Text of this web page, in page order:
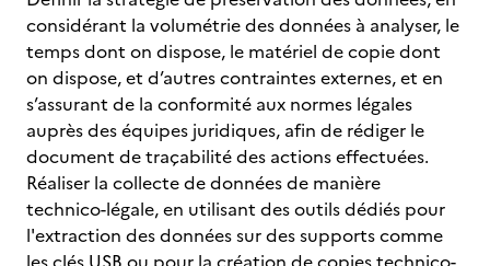
considérant la volumétrie des données à analyser, le
temps dont on dispose, le matériel de copie dont
on dispose, et d’autres contraintes externes, et en
s’assurant de la conformité aux normes légales
auprès des équipes juridiques, afin de rédiger le
document de traçabilité des actions effectuées.
Réaliser la collecte de données de manière
technico-légale, en utilisant des outils dédiés pour
l'extraction des données sur des supports comme